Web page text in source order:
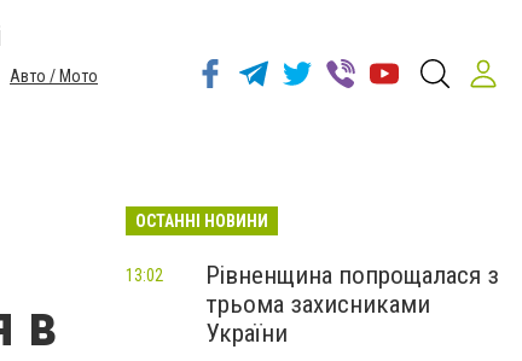
Авто / Мото
в
ОСТАННІ НОВИНИ
Рівненщина попрощалася з
трьома захисниками
України
13:02